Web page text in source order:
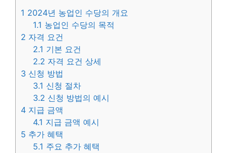
1 2024년 농업인 수당의 개요
1.1 농업인 수당의 목적
2 자격 요건
2.1 기본 요건
2.2 자격 요건 상세
3 신청 방법
3.1 신청 절차
3.2 신청 방법의 예시
4 지급 금액
4.1 지급 금액 예시
5 추가 혜택
5.1 주요 추가 혜택